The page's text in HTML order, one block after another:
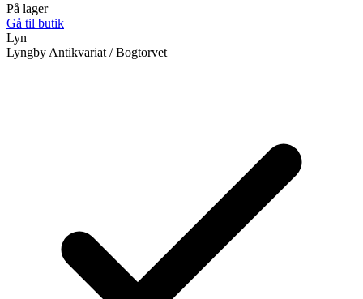
På lager
Gå til butik
Lyn
Lyngby Antikvariat / Bogtorvet